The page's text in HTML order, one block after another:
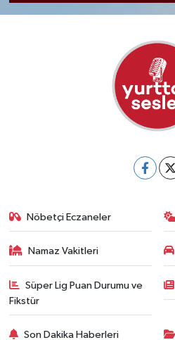
Nöbetçi Eczaneler
Namaz Vakitleri
Süper Lig Puan Durumu ve
Fikstür
Son Dakika Haberleri